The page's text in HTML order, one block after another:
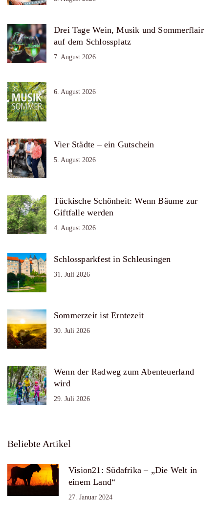
Drei Tage Wein, Musik und Sommerflair
auf dem Schlossplatz
7. August 2026
6. August 2026
Vier Städte – ein Gutschein
5. August 2026
Tückische Schönheit: Wenn Bäume zur
Giftfalle werden
4. August 2026
Schlossparkfest in Schleusingen
31. Juli 2026
Sommerzeit ist Erntezeit
30. Juli 2026
Wenn der Radweg zum Abenteuerland
wird
29. Juli 2026
Beliebte Artikel
Vision21: Südafrika – „Die Welt in
einem Land“
27. Januar 2024